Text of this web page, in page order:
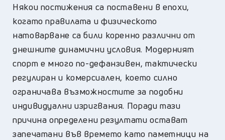
Някои постижения са поставени в епохи,
когато правилата и физическото
натоварване са били коренно различни от
днешните динамични условия. Модерният
спорт е много по-дефанзивен, тактически
регулиран и комерсиален, което силно
ограничава възможностите за подобни
индивидуални изригвания. Поради тази
причина определени резултати остават
запечатани във времето като паметници на